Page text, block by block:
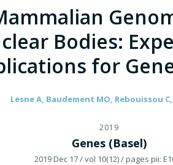
Bodies:
for
Lesne A, Baudement MO, Rebouissou
2019
Genes (Basel)
2019 Dec 17/ vol 10(12)/ pages pii: